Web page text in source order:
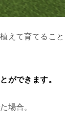
えて育てること
ができます。
場合。